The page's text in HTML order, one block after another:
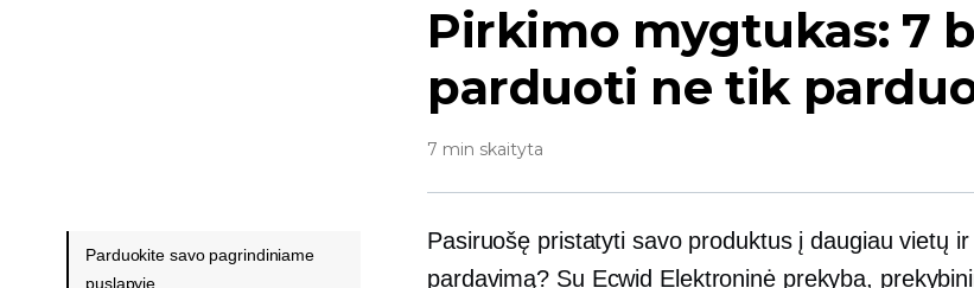
Pirkimo mygtukas: 7
parduoti ne tik
7 min skaityta
Pasiruošę pristatyti savo produktus į daugiau vietų
pardavimą? Su Ecwid Elektroninė prekyba,
Parduokite savo pagrindiniame
puslapyje